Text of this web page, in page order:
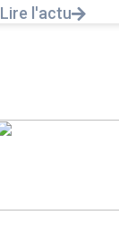
Lire l'actu